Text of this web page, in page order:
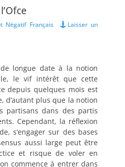
Négatif Français
Laisser un
de longue date à la notion
le vif intérêt que cette
depuis quelques mois est
d’autant plus que la notion
partisans dans des partis
Cependant, la réflexion
s’engager sur des bases
aussi large peut être
et risque de voler en
commence à entrer dans